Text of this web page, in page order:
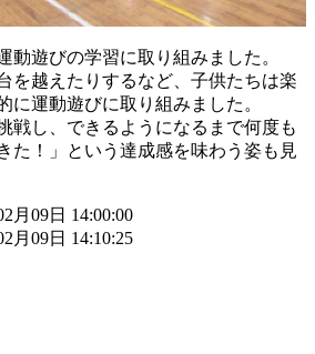
動遊びの学習に取り組みました。
を越えたりするなど、子供たちは楽
に運動遊びに取り組みました。
戦し、できるようになるまで何度も
た！」という達成感を味わう姿も見
月09日 14:00:00
月09日 14:10:25